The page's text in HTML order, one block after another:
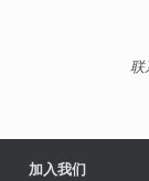
联
加入我们